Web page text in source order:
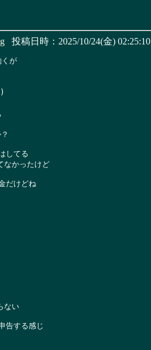
投稿日時：2025/10/24(金) 02:25:10
が
してる
なかったけど
だけどね
ない
告する感じ